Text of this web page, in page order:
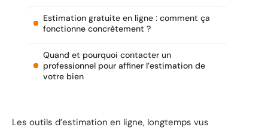
Estimation gratuite en ligne : comment ça
fonctionne concrètement ?
Quand et pourquoi contacter un
professionnel pour affiner l’estimation de
votre bien
Les outils d’estimation en ligne, longtemps vus